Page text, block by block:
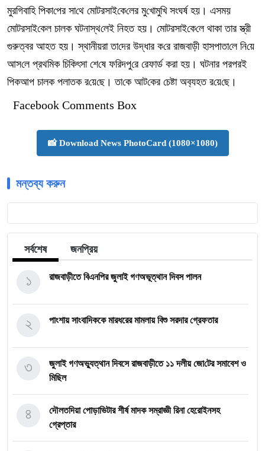
মুর‌গিবা‌হি পিকা‌পের সা‌থে মোটরসাই‌কে‌লের মু‌খোমু‌খি সংঘ‌র্ষ হয়। এসময়
মোটরসাই‌কেল চালক ঘটনাস্থ‌লেই নিহত হয়। মোটরসাই‌কে‌লে থাকা তার স্ত্রী
গুরুত্বর আহত হয়। স্থানীয়রা তা‌দের উদ্ধার ক‌রে রাজবাড়ী হাসপাতা‌লে নি‌য়ে
আস‌লে প্রথ‌মিক চি‌কিৎসা শে‌ষে ফ‌রিদপু‌রে রেফার্ড করা হয়। ঘটনার পরপরই
পিকআপ চালক পলাতক র‌য়ে‌ছে। তা‌কে আট‌কের চেষ্টা অব‌্যহত র‌য়ে‌ছে।
Facebook Comments Box
📸 Download News PhotoCard (1080×1080)
মন্তব্য করুন
সর্বশেষ জনপ্রিয়
রাজবাড়ীতে বিএন‌পির জুলাই গণঅভূত্থান দিবস পালন
১
পাংশায় সাংবাদিককে মারধরের মামলায় বিশু সরদার গ্রেফতার
২
জুলাই গণঅভ্যুত্থান দিবসে রাজবাড়ীতে ১১ দলীয় জো‌টের সমাবেশ ও
মি‌ছিল
৩
দৌলতদিয়া পোড়াভিটার শীর্ষ মাদক সম্রাজ্ঞী রিনা হেরোইনসহ
গ্রেপ্তার
৪